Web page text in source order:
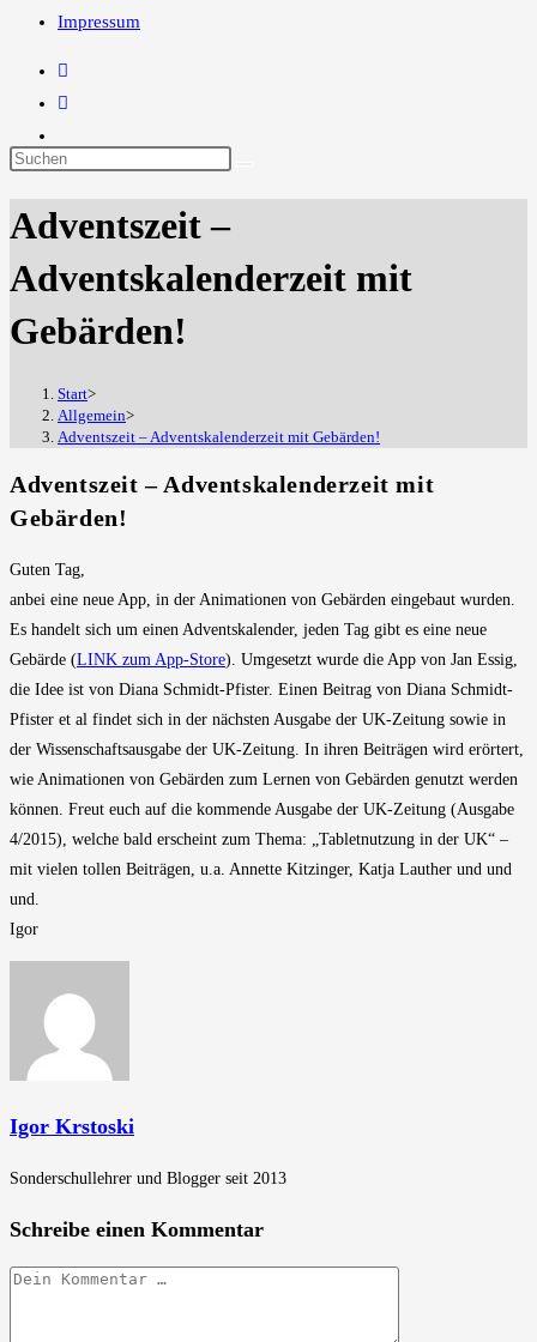
Impressum
Diese
durchsuchen
Adventszeit –
Adventskalenderzeit mit
Gebärden!
Start>
Allgemein>
Adventszeit – Adventskalenderzeit mit Gebärden!
Adventszeit – Adventskalenderzeit mit
Gebärden!
Guten Tag,
anbei eine neue App, in der Animationen von Gebärden eingebaut wurden.
Es handelt sich um einen Adventskalender, jeden Tag gibt es eine neue
Gebärde (LINK zum App-Store). Umgesetzt wurde die App von Jan Essig,
die Idee ist von Diana Schmidt-Pfister. Einen Beitrag von Diana Schmidt-
Pfister et al findet sich in der nächsten Ausgabe der UK-Zeitung sowie in
der Wissenschaftsausgabe der UK-Zeitung. In ihren Beiträgen wird erörtert,
wie Animationen von Gebärden zum Lernen von Gebärden genutzt werden
können. Freut euch auf die kommende Ausgabe der UK-Zeitung (Ausgabe
4/2015), welche bald erscheint zum Thema: „Tabletnutzung in der UK“ –
mit vielen tollen Beiträgen, u.a. Annette Kitzinger, Katja Lauther und und
und.
Igor
Igor Krstoski
Sonderschullehrer und Blogger seit 2013
Schreibe einen Kommentar
Kommentar